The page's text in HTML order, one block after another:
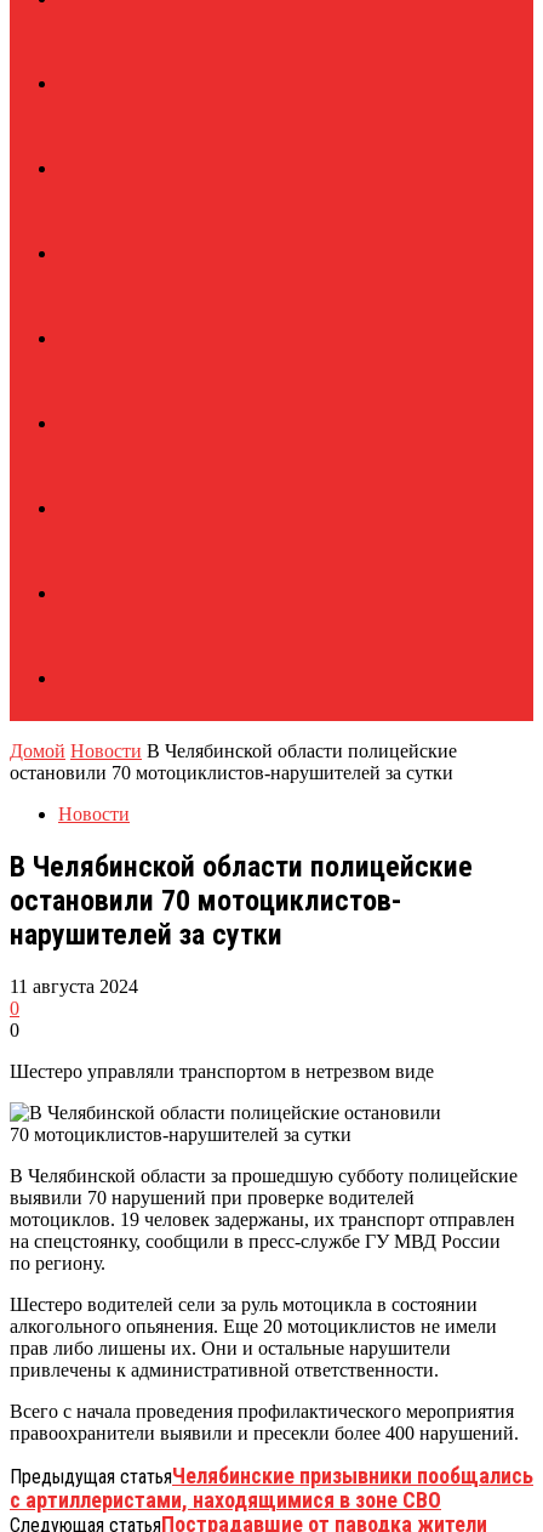
Домой Новости В Челябинской области полицейские
остановили 70 мотоциклистов-нарушителей за сутки
Новости
В Челябинской области полицейские
остановили 70 мотоциклистов-
нарушителей за сутки
11 августа 2024
0
0
Шестеро управляли транспортом в нетрезвом виде
В Челябинской области за прошедшую субботу полицейские
выявили 70 нарушений при проверке водителей
мотоциклов. 19 человек задержаны, их транспорт отправлен
на спецстоянку, сообщили в пресс-службе ГУ МВД России
по региону.
Шестеро водителей сели за руль мотоцикла в состоянии
алкогольного опьянения. Еще 20 мотоциклистов не имели
прав либо лишены их. Они и остальные нарушители
привлечены к административной ответственности.
Всего с начала проведения профилактического мероприятия
правоохранители выявили и пресекли более 400 нарушений.
Предыдущая статьяЧелябинские призывники пообщались
с артиллеристами, находящимися в зоне СВО
Следующая статьяПострадавшие от паводка жители